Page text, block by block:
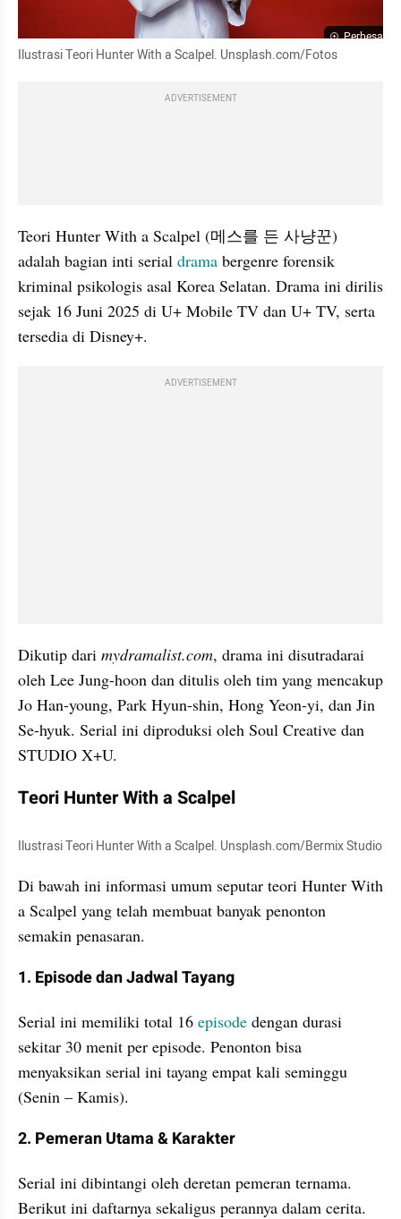
Perbesar
Ilustrasi Teori Hunter With a Scalpel. Unsplash.com/Fotos
ADVERTISEMENT
Teori Hunter With a Scalpel (메스를 든 사냥꾼)
adalah bagian inti serial drama bergenre forensik
kriminal psikologis asal Korea Selatan. Drama ini dirilis
sejak 16 Juni 2025 di U+ Mobile TV dan U+ TV, serta
tersedia di Disney+.
ADVERTISEMENT
Dikutip dari mydramalist.com, drama ini disutradarai
oleh Lee Jung-hoon dan ditulis oleh tim yang mencakup
Jo Han-young, Park Hyun-shin, Hong Yeon-yi, dan Jin
Se-hyuk. Serial ini diproduksi oleh Soul Creative dan
STUDIO X+U.
Teori Hunter With a Scalpel
Ilustrasi Teori Hunter With a Scalpel. Unsplash.com/Bermix Studio
Di bawah ini informasi umum seputar teori Hunter With
a Scalpel yang telah membuat banyak penonton
semakin penasaran.
1. Episode dan Jadwal Tayang
Serial ini memiliki total 16 episode dengan durasi
sekitar 30 menit per episode. Penonton bisa
menyaksikan serial ini tayang empat kali seminggu
(Senin – Kamis).
2. Pemeran Utama & Karakter
Serial ini dibintangi oleh deretan pemeran ternama.
Berikut ini daftarnya sekaligus perannya dalam cerita.